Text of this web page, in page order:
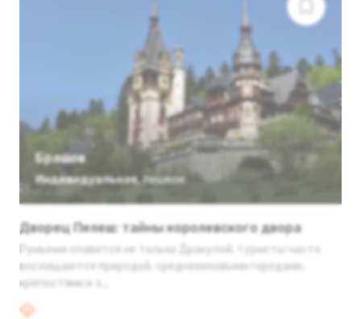
Брашов
Индивидуальная, пешком
Дворец Пелеш: тайны королевского двора
Румыния славится не только Дракулой, туристы часто
восхищаются природой, средневековыми городами,
крепостями и з...